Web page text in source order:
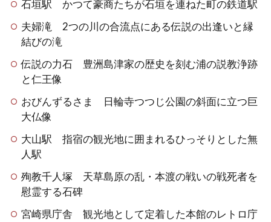
石垣駅 かつて豪商たちが石垣を連ねた町の鉄道駅
夫婦滝 2つの川の合流点にある伝説の出逢いと縁
結びの滝
伝説の力石 豊洲島津家の歴史を刻む浦の説教浄跡
と仁王像
おびんずるさま 日輪寺つつじ公園の斜面に立つ巨
大仏像
大山駅 指宿の観光地に囲まれるひっそりとした無
人駅
殉教千人塚 天草島原の乱・本渡の戦いの戦死者を
慰霊する石碑
宮崎県庁舎 観光地として定着した本館のレトロ庁